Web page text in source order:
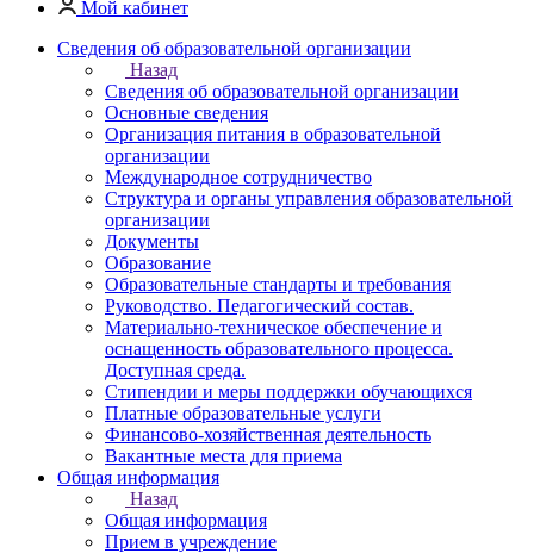
Мой кабинет
Cведения об образовательной организации
Назад
Cведения об образовательной организации
Основные сведения
Организация питания в образовательной
организации
Международное сотрудничество
Cтруктура и органы управления образовательной
организации
Документы
Образование
Образовательные стандарты и требования
Руководство. Педагогический состав.
Материально-техническое обеспечение и
оснащенность образовательного процесса.
Доступная среда.
Стипендии и меры поддержки обучающихся
Платные образовательные услуги
Финансово-хозяйственная деятельность
Вакантные места для приема
Общая информация
Назад
Общая информация
Прием в учреждение